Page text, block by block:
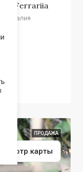
Ferrariia
Италия
ПРОДАЖА
карты